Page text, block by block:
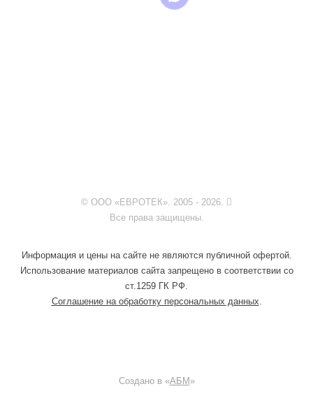
© ООО «ЕВРОТЕК». 2005 - 2026.
Все права защищены.
Информация и цены на сайте не являются публичной офертой.
Использование материалов сайта запрещено в соответствии со
ст.1259 ГК РФ.
Соглашение на обработку персональных данных
Создано в «АБМ»